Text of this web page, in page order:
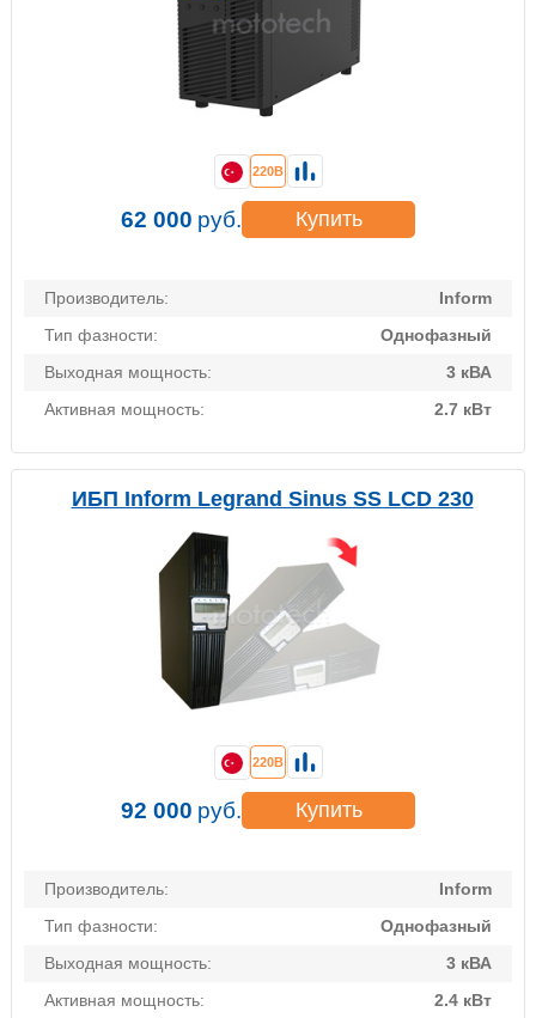
Производитель:
Inform
Тип фазности:
Однофазный
Выходная мощность:
3 кВА
Активная мощность:
2.7 кВт
220В
62 000 руб. Купить
ИБП Inform Legrand Sinus SS LCD 230
Производитель:
Inform
Тип фазности:
Однофазный
Выходная мощность:
3 кВА
Активная мощность:
2.4 кВт
220В
92 000 руб. Купить